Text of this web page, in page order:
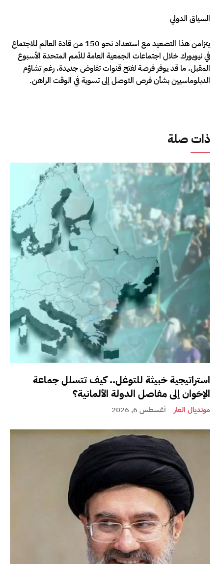
ذات صلة
استراتيجية خبيثة للتوغل.. كيف تتسلل جماعة
الإخوان إلى مفاصل الدولة الألمانية؟
مونديال العار أغسطس 6, 2026
السياق الدولي
يتزامن هذا التصعيد مع استعداد نحو 150 من قادة العالم للاجتماع
في نيويورك خلال اجتماعات الجمعية العامة للأمم المتحدة الأسبوع
المقبل، ما قد يوفر فرصة لفتح قنوات تفاوض جديدة، رغم تشاؤم
الدبلوماسيين بشأن فرص التوصل إلى تسوية في الوقت الراهن.